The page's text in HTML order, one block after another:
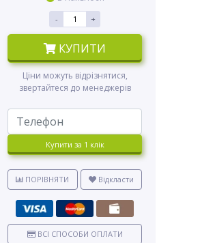
- +
КУПИТИ
Ціни можуть відрізнятися,
звертайтеся до менеджерів
Купити за 1 клiк
ПОРІВНЯТИ Відкласти
ВСІ СПОСОБИ ОПЛАТИ